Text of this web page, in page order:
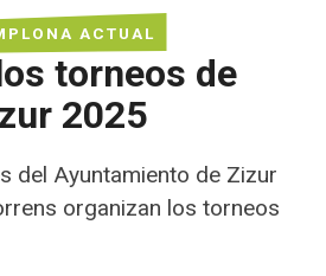
ACTUAL
torneos de
2025
del Ayuntamiento de Zizur
organizan los torneos